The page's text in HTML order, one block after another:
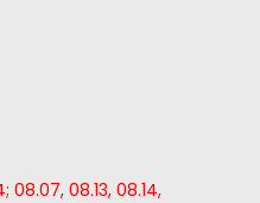
08.07, 08.13, 08.14,